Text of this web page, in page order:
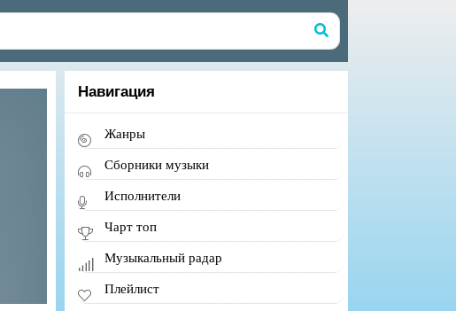
Навигация
Жанры
Сборники музыки
Исполнители
Чарт топ
Музыкальный радар
Плейлист